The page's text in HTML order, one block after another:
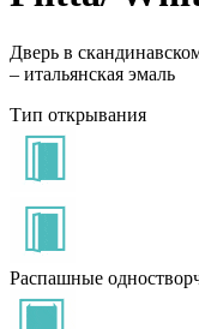
Дверь в
– итальянская эмаль
Тип открывания
Распашные